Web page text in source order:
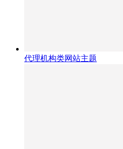
代理机构类网站主题